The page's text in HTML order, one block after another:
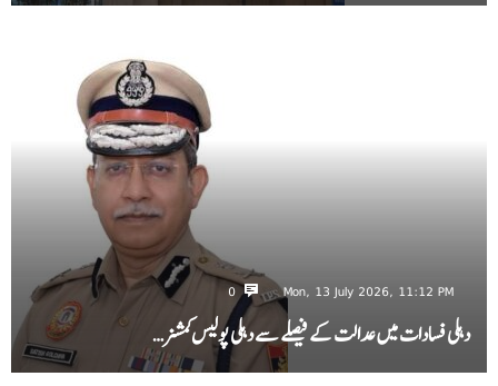
Mon, 13 July 2026, 11:12 PM
0
دہلی فسادات میں عدالت کے فیصلے سے دہلی پولیس کمشنر…